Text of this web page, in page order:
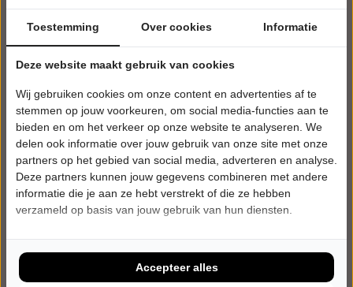
Toestemming Over cookies Informatie
Deze website maakt gebruik van cookies
Wij gebruiken cookies om onze content en advertenties af te
stemmen op jouw voorkeuren, om social media-functies aan te
bieden en om het verkeer op onze website te analyseren. We
delen ook informatie over jouw gebruik van onze site met onze
partners op het gebied van social media, adverteren en analyse.
Deze partners kunnen jouw gegevens combineren met andere
informatie die je aan ze hebt verstrekt of die ze hebben
verzameld op basis van jouw gebruik van hun diensten.
Accepteer alles